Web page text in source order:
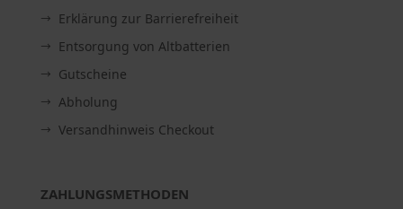
Erklärung zur Barrierefreiheit
Entsorgung von Altbatterien
Gutscheine
Abholung
Versandhinweis Checkout
ZAHLUNGSMETHODEN